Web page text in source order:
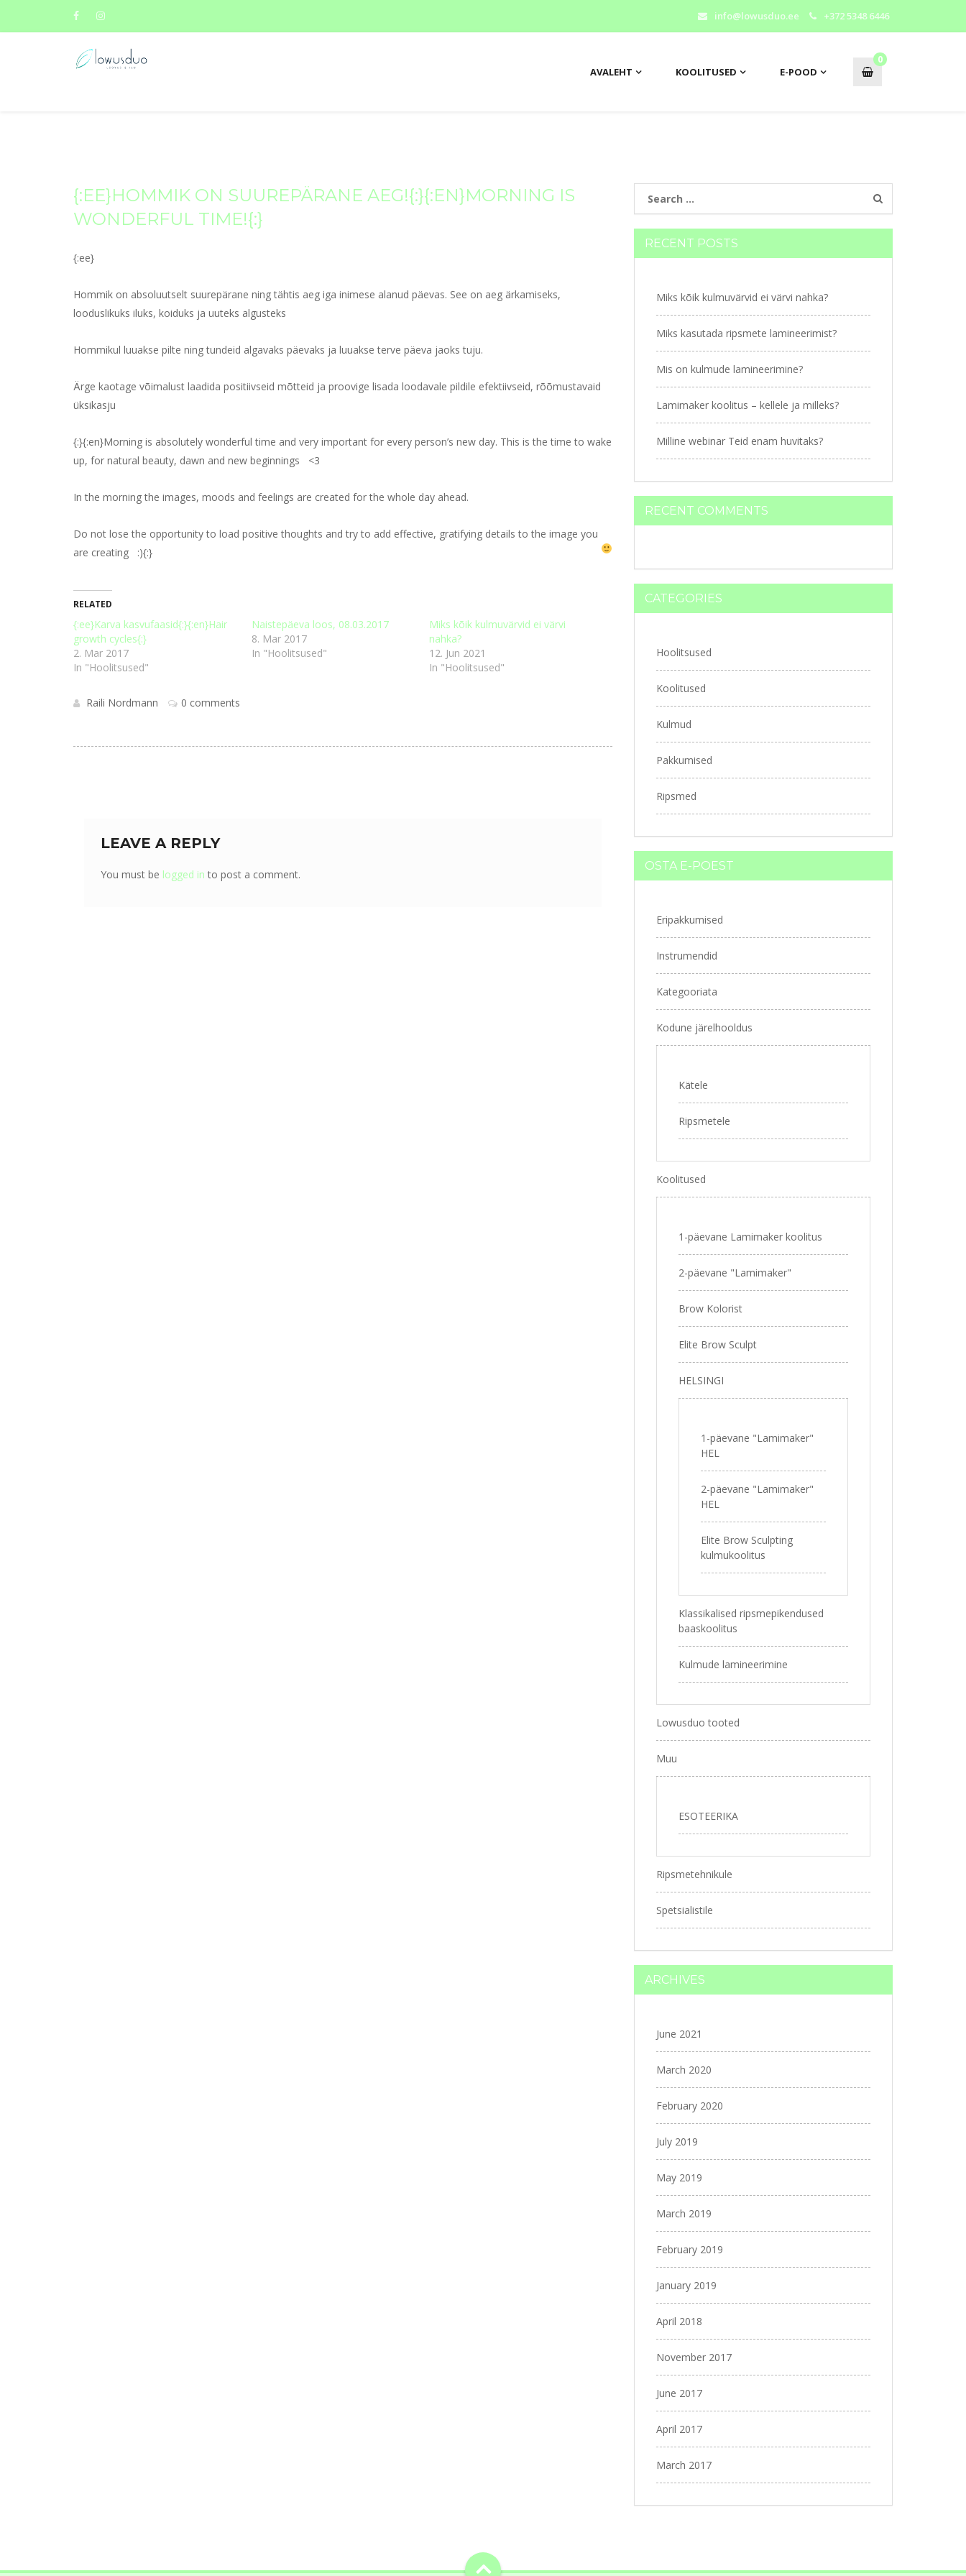
info@lowusduo.ee +372 5348 6446
AVALEHT KOOLITUSED E-POOD
0
{:EE}HOMMIK ON SUUREPÄRANE AEG!{:}{:EN}MORNING IS
WONDERFUL TIME!{:}
{:ee}
Hommik on absoluutselt suurepärane ning tähtis aeg iga inimese alanud päevas. See on aeg ärkamiseks,
looduslikuks iluks, koiduks ja uuteks algusteks
Hommikul luuakse pilte ning tundeid algavaks päevaks ja luuakse terve päeva jaoks tuju.
Ärge kaotage võimalust laadida positiivseid mõtteid ja proovige lisada loodavale pildile efektiivseid, rõõmustavaid
üksikasju
{:}{:en}Morning is absolutely wonderful time and very important for every person’s new day. This is the time to wake
up, for natural beauty, dawn and new beginnings <3
In the morning the images, moods and feelings are created for the whole day ahead.
Do not lose the opportunity to load positive thoughts and try to add effective, gratifying details to the image you
are creating
:){:}
RELATED
{:ee}Karva kasvufaasid{:}{:en}Hair
growth cycles{:}
2. Mar 2017
In "Hoolitsused"
Naistepäeva loos, 08.03.2017
8. Mar 2017
In "Hoolitsused"
Miks kõik kulmuvärvid ei värvi
nahka?
12. Jun 2021
In "Hoolitsused"
Raili Nordmann 0 comments
LEAVE A REPLY
You must be logged in to post a comment.
RECENT POSTS
Miks kõik kulmuvärvid ei värvi nahka?
Miks kasutada ripsmete lamineerimist?
Mis on kulmude lamineerimine?
Lamimaker koolitus – kellele ja milleks?
Milline webinar Teid enam huvitaks?
RECENT COMMENTS
CATEGORIES
Hoolitsused
Koolitused
Kulmud
Pakkumised
Ripsmed
OSTA E-POEST
Eripakkumised
Instrumendid
Kategooriata
Kodune järelhooldus
Kätele
Ripsmetele
Koolitused
1-päevane Lamimaker koolitus
2-päevane "Lamimaker"
Brow Kolorist
Elite Brow Sculpt
HELSINGI
1-päevane "Lamimaker"
HEL
2-päevane "Lamimaker"
HEL
Elite Brow Sculpting
kulmukoolitus
Klassikalised ripsmepikendused
baaskoolitus
Kulmude lamineerimine
Lowusduo tooted
Muu
ESOTEERIKA
Ripsmetehnikule
Spetsialistile
ARCHIVES
June 2021
March 2020
February 2020
July 2019
May 2019
March 2019
February 2019
January 2019
April 2018
November 2017
June 2017
April 2017
March 2017